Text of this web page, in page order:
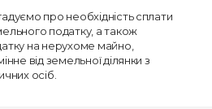
про необхідність сплати
податку, а також
на нерухоме майно,
від земельної ділянки з
осіб.